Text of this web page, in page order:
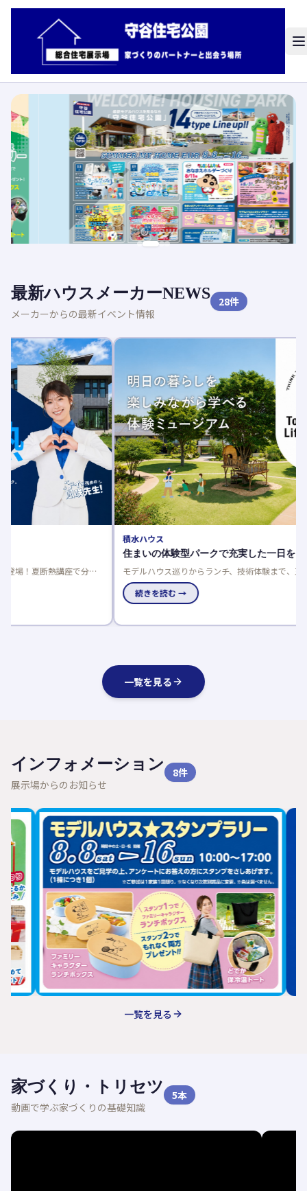
最新ハウスメーカーNEWS
メーカーからの最新イベント情報
28件
住まいの体験型パークで充実した一日を。
モデルハウス巡りからランチ、技術体験まで、五感で住まいを
体感できるテーマパークで、家族の理想の住まいを見つけませ
住まい
談でき
にもお
一覧を見る
インフォメーション
展示場からのお知らせ
8件
一覧を見る
家づくり・トリセツ
動画で学ぶ家づくりの基礎知識
5本